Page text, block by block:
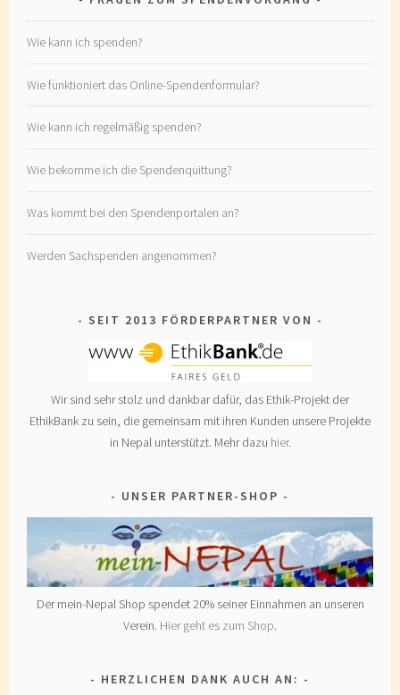
Wie kann ich spenden?
Wie funktioniert das Online-Spendenformular?
Wie kann ich regelmäßig spenden?
Wie bekomme ich die Spendenquittung?
Was kommt bei den Spendenportalen an?
Werden Sachspenden angenommen?
SEIT 2013 FÖRDERPARTNER VON
Wir sind sehr stolz und dankbar dafür, das Ethik-Projekt der
EthikBank zu sein, die gemeinsam mit ihren Kunden unsere Projekte
in Nepal unterstützt. Mehr dazu hier.
UNSER PARTNER-SHOP
Der mein-Nepal Shop spendet 20% seiner Einnahmen an unseren
Verein. Hier geht es zum Shop.
HERZLICHEN DANK AUCH AN: